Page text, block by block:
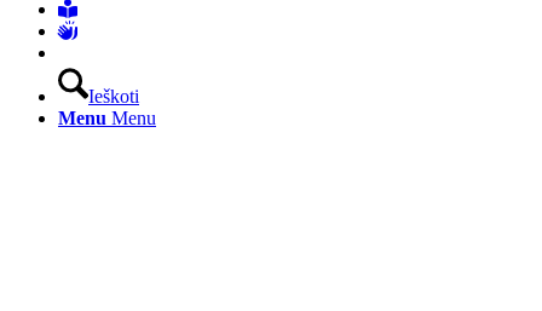
Ieškoti
Menu Menu